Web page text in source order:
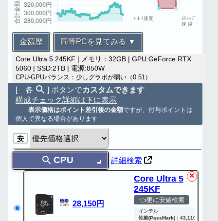
金額歴 同等PCを見てみる ▼
Core Ultra 5 245KF | メモリ：32GB | GPU:GeForce RTX
5060 | SSD:2TB | 電源:850W
CPU-GPUバランス：少しグラボが弱い（0.51）
[ 各 ] ボタンでカスタムできます
構成チェック詳細は下に表示
表示価格はポイント差引後の金額ですが、付与ポイントは
個人で異なる場合があります
安
CPU 詳細検索
28,150円
Core Ultra 5
245KF
👈更に安値検索
インテル
性能(PassMark)：43,110
✕